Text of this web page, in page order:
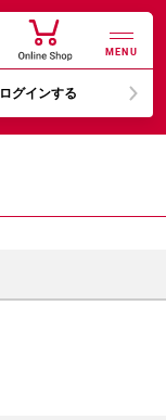
MENU
ログインする